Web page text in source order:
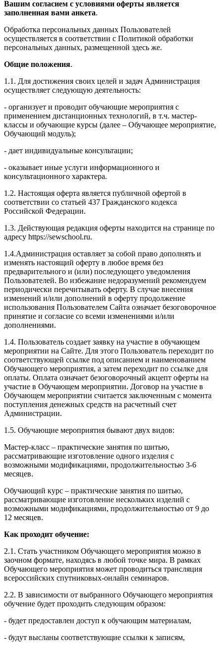
Вашим согласием с условиями оферты является
заполненная вами анкета.
Обработка персональных данных Пользователей
осуществляется в соответствии с Политикой обработки
персональных данных, размещенной здесь же.
Общие положения.
1.1. Для достижения своих целей и задач Администрация
осуществляет следующую деятельность:
- организует и проводит обучающие мероприятия с
применением дистанционных технологий, в т.ч. мастер-
классы и обучающие курсы (далее – Обучающее мероприятие,
Обучающий модуль);
- дает индивидуальные консультации;
- оказывает иные услуги информационного и
консультационного характера.
1.2. Настоящая оферта является публичной офертой в
соответствии со статьей 437 Гражданского кодекса
Российской Федерации.
1.3. Действующая редакция оферты находится на странице по
адресу https://sewschool.ru.
1.4.Администрация оставляет за собой право дополнять и
изменять настоящий оферту в любое время без
предварительного и (или) последующего уведомления
Пользователей. Во избежание недоразумений рекомендуем
периодически перечитывать оферту. В случае внесения
изменений и/или дополнений в оферту продолжение
использования Пользователем Сайта означает безоговорочное
принятие и согласие со всеми изменениями и/или
дополнениями.
1.4. Пользователь создает заявку на участие в обучающем
мероприятии на Сайте. Для этого Пользователь переходит по
соответствующей ссылке под описанием и наименованием
Обучающего мероприятия, а затем переходит по ссылке для
оплаты. Оплата означает безоговорочный акцепт оферты на
участие в Обучающем мероприятии. Договор на участие в
Обучающем мероприятии считается заключенным с момента
поступления денежных средств на расчетный счет
Администрации.
1.5. Обучающие мероприятия бывают двух видов:
Мастер-класс – практические занятия по шитью,
рассматривающие изготовление одного изделия с
возможными модификациями, продолжительностью 3-6
месяцев.
Обучающий курс – практические занятия по шитью,
рассматривающие изготовление нескольких изделий с
возможными модификациями, продолжительностью от 9 до
12 месяцев.
Как проходит обучение:
2.1. Стать участником Обучающего мероприятия можно в
заочном формате, находясь в любой точке мира. В рамках
Обучающего мероприятия может проводиться трансляция
всероссийских спутниковых-онлайн семинаров.
2.2. В зависимости от выбранного Обучающего мероприятия
обучение будет проходить следующим образом:
- будет предоставлен доступ к обучающим материалам,
- будут высланы соответствующие ссылки к записям,